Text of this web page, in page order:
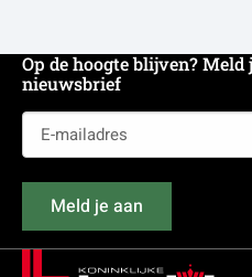
Op de hoogte blijven? Meld
nieuwsbrief
mailadres
(Vereist)
Meld je aan